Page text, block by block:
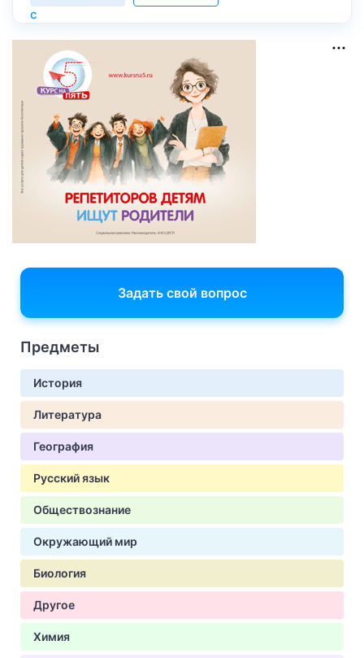
Задать свой вопрос
Предметы
История
Литература
География
Русский язык
Обществознание
Окружающий мир
Биология
Другое
Химия